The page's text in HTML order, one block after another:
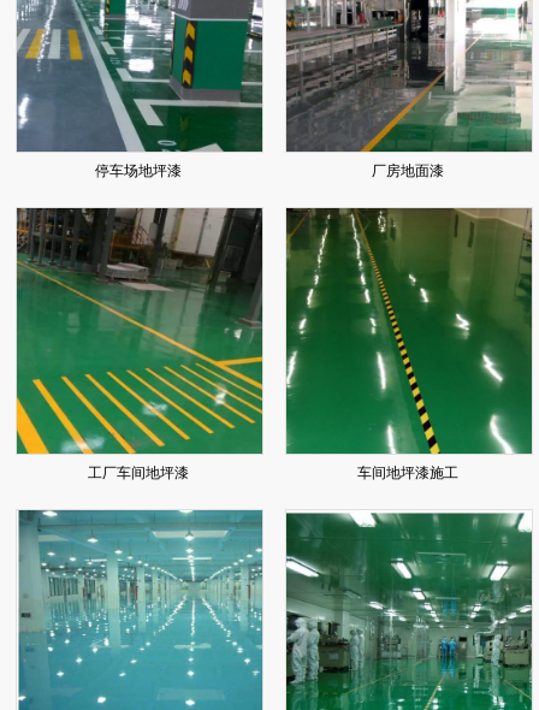
停车场地坪漆 厂房地面漆
工厂车间地坪漆 车间地坪漆施工